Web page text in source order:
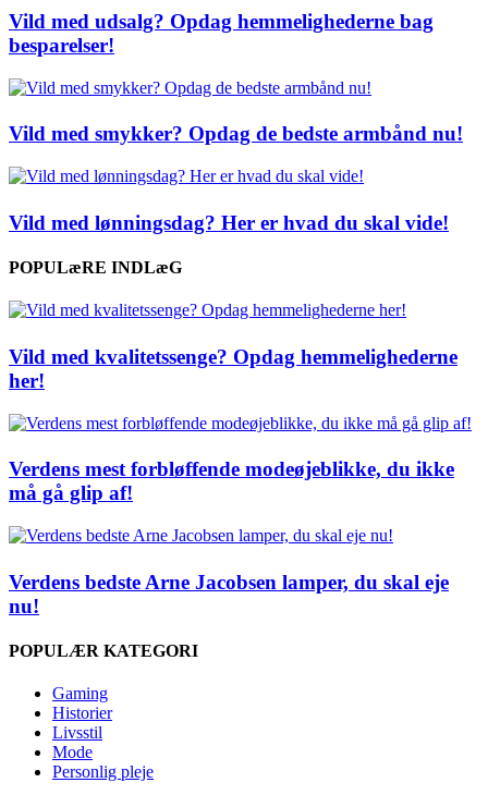
Vild med udsalg? Opdag hemmelighederne bag
besparelser!
Vild med smykker? Opdag de bedste armbånd nu!
Vild med lønningsdag? Her er hvad du skal vide!
POPULæRE INDLæG
Vild med kvalitetssenge? Opdag hemmelighederne
her!
Verdens mest forbløffende modeøjeblikke, du ikke
må gå glip af!
Verdens bedste Arne Jacobsen lamper, du skal eje
nu!
POPULÆR KATEGORI
Gaming
Historier
Livsstil
Mode
Personlig pleje